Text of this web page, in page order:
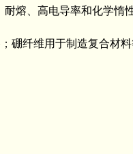
熔、高电导率和化学惰
硼纤维用于制造复合材